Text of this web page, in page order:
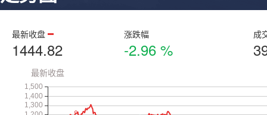
最新收盘
1444.82
涨跌幅
-2.96 %
成